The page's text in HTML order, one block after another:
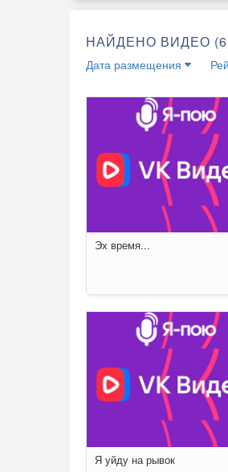
НАЙДЕНО ВИДЕО
Дата размещения
Эх время...
Я уйду на рывок